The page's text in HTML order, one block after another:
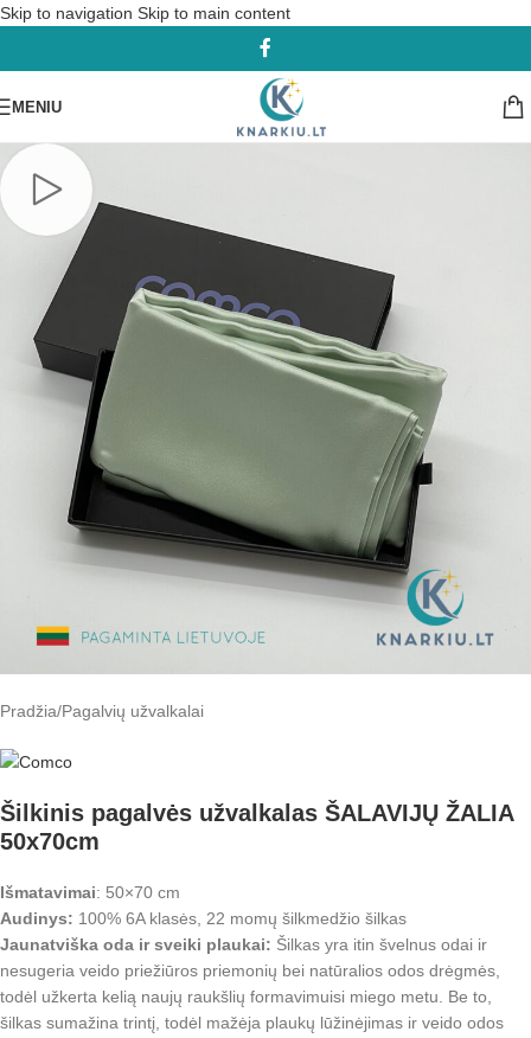
Skip to navigation Skip to main content
MENIU
Pradžia/Pagalvių užvalkalai
Šilkinis pagalvės užvalkalas ŠALAVIJŲ ŽALIA
50x70cm
Išmatavimai: 50×70 cm
Audinys: 100% 6A klasės, 22 momų šilkmedžio šilkas
Jaunatviška oda ir sveiki plaukai: Šilkas yra itin švelnus odai ir
nesugeria veido priežiūros priemonių bei natūralios odos drėgmės,
todėl užkerta kelią naujų raukšlių formavimuisi miego metu. Be to,
šilkas sumažina trintį, todėl mažėja plaukų lūžinėjimas ir veido odos